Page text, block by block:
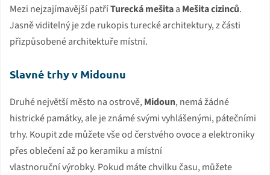
Mezi nejzajímavější patříTurecká mešitaa Mešita cizinců.
Jasně viditelný je zde rukopis turecké architektury, z části
přizpůsobené architektuře místní.
Slavné trhy v Midounu
Druhé největší město na ostrově, Midoun, nemá žádné
histrické památky, ale je známé svými vyhlášenými, pátečními
trhy. Koupit zde můžete vše od čerstvého ovoce a elektroniky
přes oblečení až po keramiku a místní
vlastnoruční výrobky. Pokud máte chvilku času, můžete